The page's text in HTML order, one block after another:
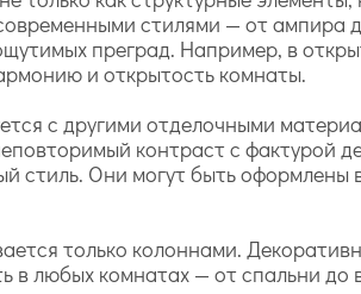
стилями — от
преград. Например, в
и открытость комнаты.
с другими отделочными
контраст с фактурой
Они могут быть оформлены
только колоннами.
любых комнатах — от спальни